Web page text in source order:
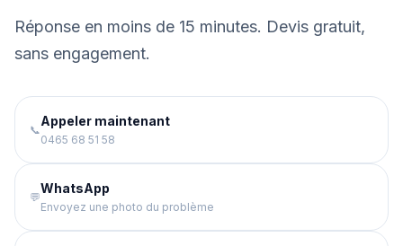
Réponse en moins de 15 minutes. Devis gratuit,
sans engagement.
📞
Appeler maintenant
0465 68 51 58
💬
WhatsApp
Envoyez une photo du problème